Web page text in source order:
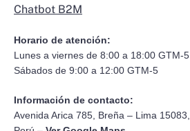
Chatbot B2M
Horario de atención:
Lunes a viernes de 8:00 a 18:00 GTM-5
Sábados de 9:00 a 12:00 GTM-5
Información de contacto:
Avenida Arica 785, Breña – Lima 15083,